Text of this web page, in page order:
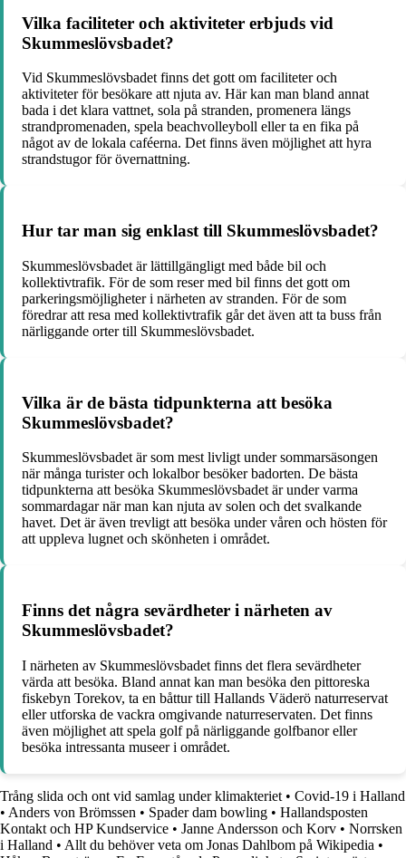
Vilka faciliteter och aktiviteter erbjuds vid
Skummeslövsbadet?
Vid Skummeslövsbadet finns det gott om faciliteter och
aktiviteter för besökare att njuta av. Här kan man bland annat
bada i det klara vattnet, sola på stranden, promenera längs
strandpromenaden, spela beachvolleyboll eller ta en fika på
något av de lokala caféerna. Det finns även möjlighet att hyra
strandstugor för övernattning.
Hur tar man sig enklast till Skummeslövsbadet?
Skummeslövsbadet är lättillgängligt med både bil och
kollektivtrafik. För de som reser med bil finns det gott om
parkeringsmöjligheter i närheten av stranden. För de som
föredrar att resa med kollektivtrafik går det även att ta buss från
närliggande orter till Skummeslövsbadet.
Vilka är de bästa tidpunkterna att besöka
Skummeslövsbadet?
Skummeslövsbadet är som mest livligt under sommarsäsongen
när många turister och lokalbor besöker badorten. De bästa
tidpunkterna att besöka Skummeslövsbadet är under varma
sommardagar när man kan njuta av solen och det svalkande
havet. Det är även trevligt att besöka under våren och hösten för
att uppleva lugnet och skönheten i området.
Finns det några sevärdheter i närheten av
Skummeslövsbadet?
I närheten av Skummeslövsbadet finns det flera sevärdheter
värda att besöka. Bland annat kan man besöka den pittoreska
fiskebyn Torekov, ta en båttur till Hallands Väderö naturreservat
eller utforska de vackra omgivande naturreservaten. Det finns
även möjlighet att spela golf på närliggande golfbanor eller
besöka intressanta museer i området.
Trång slida och ont vid samlag under klimakteriet • Covid-19 i Halland
• Anders von Brömssen • Spader dam bowling • Hallandsposten
Kontakt och HP Kundservice • Janne Andersson och Korv • Norrsken
i Halland • Allt du behöver veta om Jonas Dahlbom på Wikipedia •